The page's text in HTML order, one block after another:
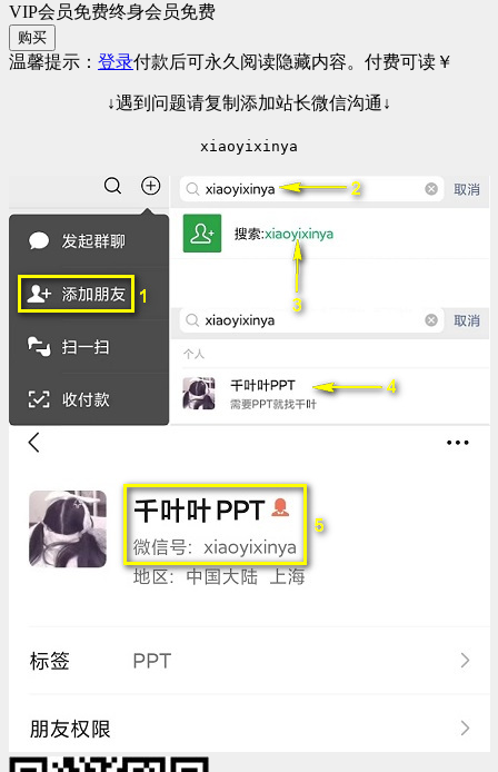
VIP会员免费终身会员免费
购买
温馨提示： 登录付款后可永久阅读隐藏内容。 付费可读 ￥
↓遇到问题请复制添加站长微信沟通↓
xiaoyixinya